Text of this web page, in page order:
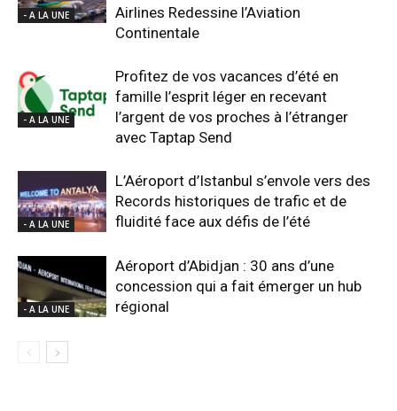
- A LA UNE
Airlines Redessine l’Aviation
Continentale
- A LA UNE
Profitez de vos vacances d’été en
famille l’esprit léger en recevant
l’argent de vos proches à l’étranger
avec Taptap Send
- A LA UNE
L’Aéroport d’Istanbul s’envole vers des
Records historiques de trafic et de
fluidité face aux défis de l’été
- A LA UNE
Aéroport d’Abidjan : 30 ans d’une
concession qui a fait émerger un hub
régional